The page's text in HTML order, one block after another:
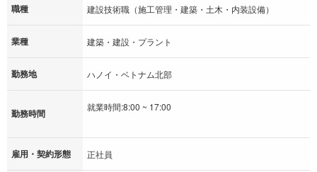
職種 建設技術職（施工管理・建築・土木・内装設備）
業種 建築・建設・プラント
勤務地 ハノイ・ベトナム北部
勤務時間
就業時間:8:00 ~ 17:00
雇用・契約形態 正社員